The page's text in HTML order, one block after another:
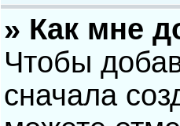
» Как мне
Чтобы
сначала